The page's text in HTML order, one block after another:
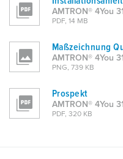
AMTRON® 4You
PDF, 14 MB
Maßzeichnung
AMTRON® 4You
PNG, 739 KB
Prospekt
AMTRON® 4You
PDF, 320 KB